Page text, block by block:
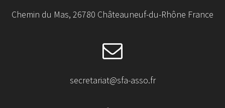
Chemin du Mas, 26780 Châteauneuf-du-Rhône France
secretariat@sfa-asso.fr